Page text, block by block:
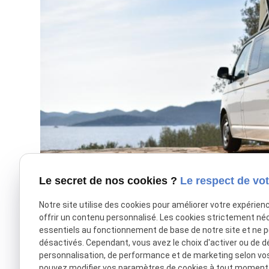
Le secret de nos cookies ? Le respect de
Notre site utilise des cookies pour améliorer votre
offrir un contenu personnalisé. Les cookies strictement
essentiels au fonctionnement de base de notre site et ne
désactivés. Cependant, vous avez le choix d'activer ou de
personnalisation, de performance et de marketing selon